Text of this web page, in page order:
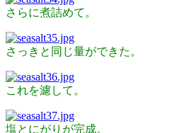
さらに煮詰めて。
さっきと同じ量ができた。
これを濾して。
塩とにがりが完成。